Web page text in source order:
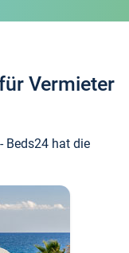
Vermieter
Beds24 hat die